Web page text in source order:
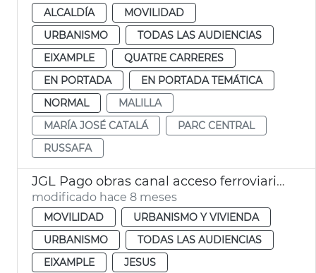
ALCALDÍA
MOVILIDAD
URBANISMO
TODAS LAS AUDIENCIAS
EIXAMPLE
QUATRE CARRERES
EN PORTADA
EN PORTADA TEMÁTICA
NORMAL
MALILLA
MARÍA JOSÉ CATALÁ
PARC CENTRAL
RUSSAFA
JGL Pago obras canal acceso ferroviario València
modificado hace 8 meses
MOVILIDAD
URBANISMO Y VIVIENDA
URBANISMO
TODAS LAS AUDIENCIAS
EIXAMPLE
JESUS